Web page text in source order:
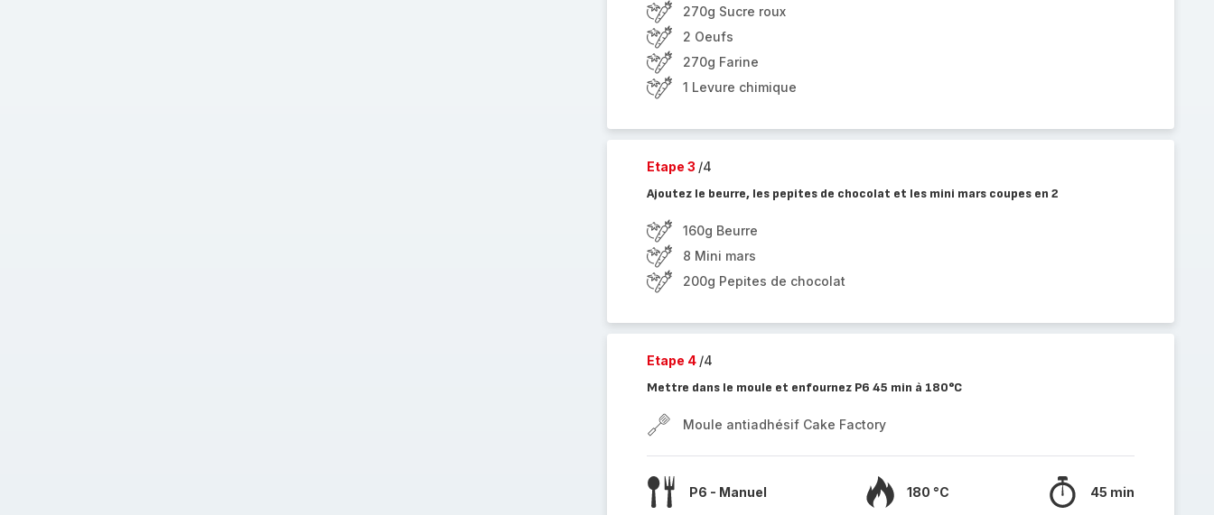
270g Sucre roux
2 Oeufs
270g Farine
1 Levure chimique
Etape 3 /4
Ajoutez le beurre, les pepites de chocolat et les mini mars coupes en 2
160g Beurre
8 Mini mars
200g Pepites de chocolat
Etape 4 /4
Mettre dans le moule et enfournez P6 45 min à 180°C
Moule antiadhésif Cake Factory
P6 - Manuel 180 °C 45 min